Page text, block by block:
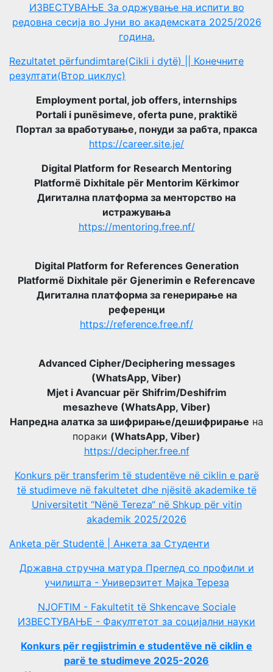
ИЗВЕСТУВАЊЕ За одржување на испити во
редовна сесија во Јуни во академската 2025/2026
година.
Rezultatet përfundimtare(Cikli i dytë) || Конечните
резултати(Втор циклус)
Employment portal, job offers, internships
Portali i punësimeve, oferta pune, praktikë
Портал за вработување, понуди за рабта, пракса
https://career.site.je/
Digital Platform for Research Mentoring
Platformë Dixhitale për Mentorim Kërkimor
Дигитална платформа за менторство на
истражувања
https://mentoring.free.nf/
Digital Platform for References Generation
Platformë Dixhitale për Gjenerimin e Referencave
Дигитална платформа за генерирање на
референци
https://reference.free.nf/
Advanced Cipher/Deciphering messages
(WhatsApp, Viber)
Mjet i Avancuar për Shifrim/Deshifrim
mesazheve (WhatsApp, Viber)
Напредна алатка за шифрирање/дешифрирање на
пораки (WhatsApp, Viber)
https://decipher.free.nf
Konkurs për transferim të studentëve në ciklin e parë
të studimeve në fakultetet dhe njësitë akademike të
Universitetit “Nënë Tereza“ në Shkup për vitin
akademik 2025/2026
Anketa për Studentë | Анкета за Студенти
Државна стручна матура Преглед со профили и
училишта - Универзитет Мајка Тереза
NJOFTIM - Fakultetit të Shkencave Sociale
ИЗВЕСТУВАЊЕ - Факултетот за социјални науки
Konkurs për regjistrimin e studentëve në ciklin e
parë te studimeve 2025-2026